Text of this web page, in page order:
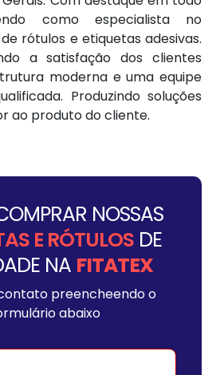
como especialista no
rótulos e etiquetas adesivas.
a satisfação dos clientes
moderna e uma equipe
Produzindo soluções
ao produto do cliente.
NOSSAS
E RÓTULOSDE
NA FITATEX
preencheendo o
abaixo